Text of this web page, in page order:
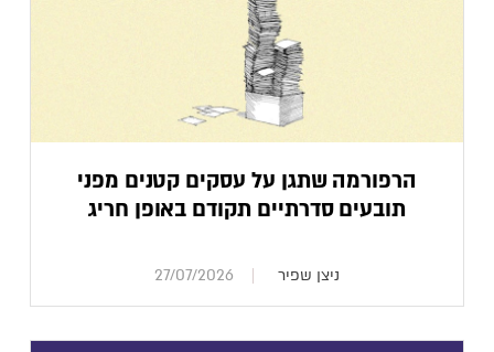
הרפורמה שתגן על עסקים קטנים מפני
תובעים סדרתיים תקודם באופן חריג
ניצן שפיר 27/07/2026